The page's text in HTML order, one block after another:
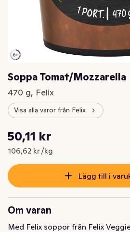
Soppa Tomat/Mozzarella
470 g, Felix
Visa alla varor från Felix
Nuvarande pris är: 50,11 kr
50,11 kr
106,62 kr /kg
Styckpris: 106,62 kr /kg
Lägg till i
Om varan
Med Felix soppor från Felix